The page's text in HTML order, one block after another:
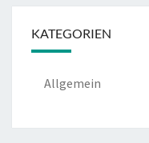
KATEGORIEN
Allgemein